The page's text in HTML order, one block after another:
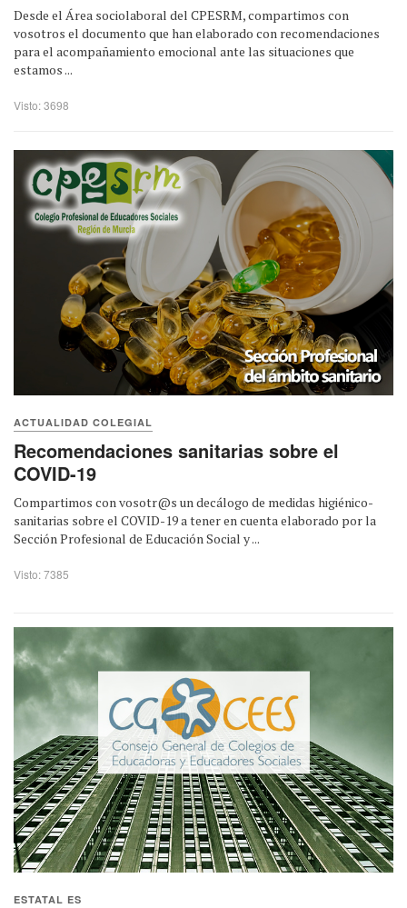
Desde el Área sociolaboral del CPESRM, compartimos con
vosotros el documento que han elaborado con recomendaciones
para el acompañamiento emocional ante las situaciones que
estamos ...
Visto: 3698
ACTUALIDAD COLEGIAL
Recomendaciones sanitarias sobre el
COVID-19
Compartimos con vosotr@s un decálogo de medidas higiénico-
sanitarias sobre el COVID-19 a tener en cuenta elaborado por la
Sección Profesional de Educación Social y ...
Visto: 7385
ESTATAL ES